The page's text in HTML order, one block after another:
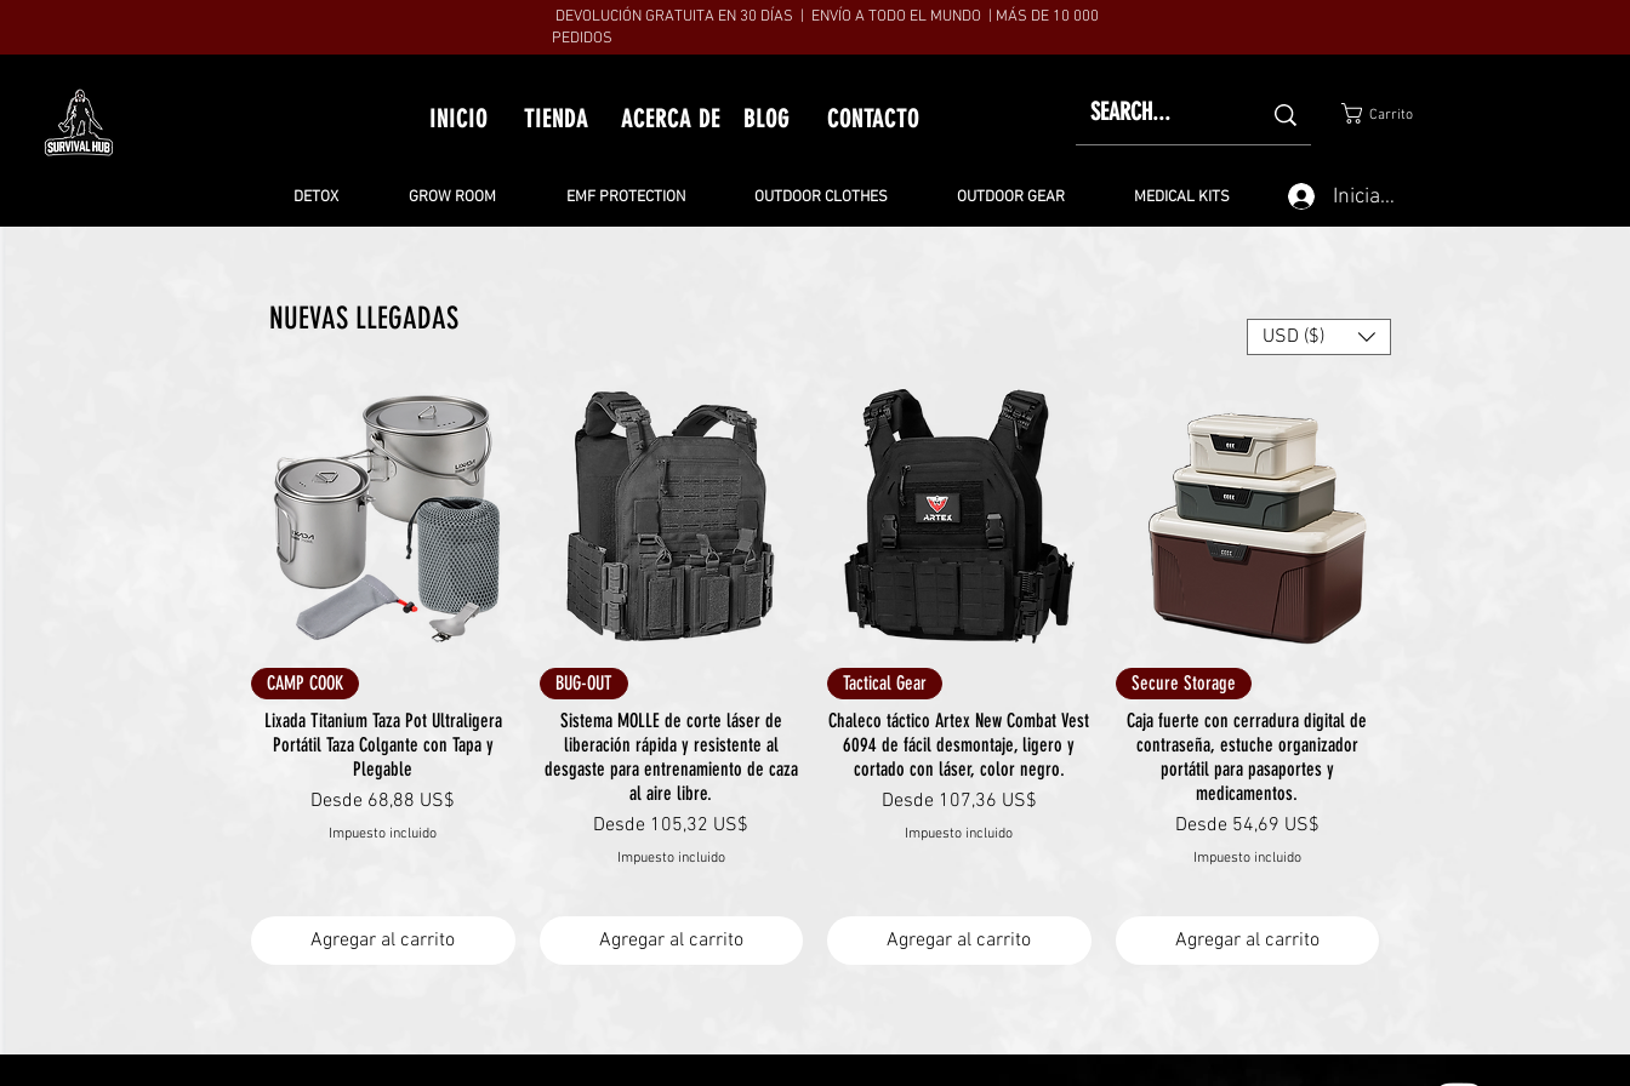
DEVOLUCIÓN GRATUITA EN 30 DÍAS | ENVÍO A TODO EL MUNDO | MÁS DE 10 000
PEDIDOS
INICIO TIENDA ACERCA DE BLOG CONTACTO Carrito
DETOX GROW ROOM EMF PROTECTION OUTDOOR CLOTHES OUTDOOR GEAR MEDICAL KITS Iniciar sesión
NUEVAS LLEGADAS
Vista rápida
CAMP COOK
Lixada Titanium Taza Pot Ultraligera
Portátil Taza Colgante con Tapa y
Plegable
Desde 68,88 US$
Precio de oferta
Impuesto incluido
Agregar al carrito
Vista rápida
BUG-OUT
Sistema MOLLE de corte láser de
liberación rápida y resistente al
desgaste para entrenamiento de caza
al aire libre.
Desde 105,32 US$
Precio de oferta
Impuesto incluido
Agregar al carrito
Vista rápida
Tactical Gear
Chaleco táctico Artex New Combat Vest
6094 de fácil desmontaje, ligero y
cortado con láser, color negro.
Desde 107,36 US$
Precio de oferta
Impuesto incluido
Agregar al carrito
Vista rápida
Secure Storage
Caja fuerte con cerradura digital de
contraseña, estuche organizador
portátil para pasaportes y
medicamentos.
Desde 54,69 US$
Precio de oferta
Impuesto incluido
Agregar al carrito
USD ($)